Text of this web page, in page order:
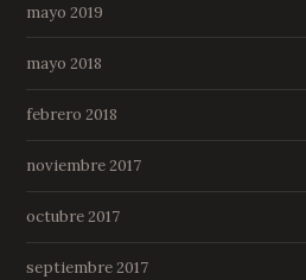
mayo 2019
mayo 2018
febrero 2018
noviembre 2017
octubre 2017
septiembre 2017